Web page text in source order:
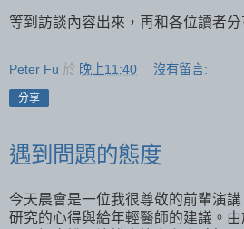
等到訪談內容出來，再和各位讀者分
Peter Fu 於 晚上11:40 沒有留言:
分享
遇到問題的態度
今天晨會是一位我很尊敬的前輩演
研究的心得與給年輕醫師的建議。